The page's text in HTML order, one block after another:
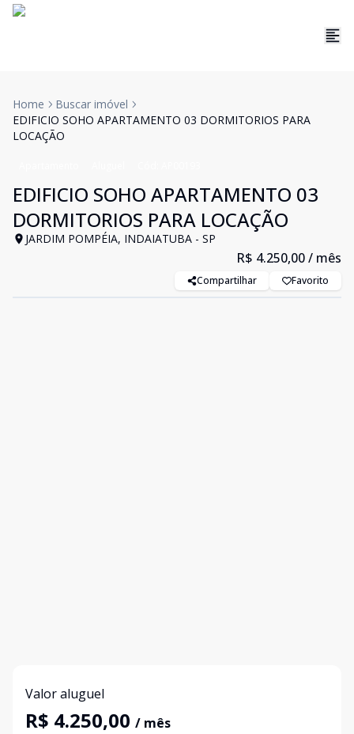
Home
Buscar imóvel
EDIFICIO SOHO APARTAMENTO 03 DORMITORIOS PARA
LOCAÇÃO
EDIFICIO SOHO APARTAMENTO 03
DORMITORIOS PARA LOCAÇÃO
JARDIM POMPÉIA, INDAIATUBA - SP
R$ 4.250,00/ mês
Compartilhar Favorito
Valor aluguel
R$ 4.250,00 / mês